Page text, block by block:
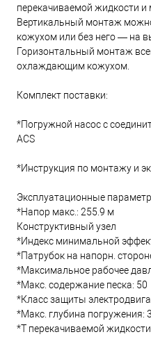
перекачиваемой жидкости
Вертикальный монтаж
кожухом или без него — на
Горизонтальный монтаж
охлаждающим кожухом.
Комплект поставки:
*Погружной насос с
ACS
*Инструкция по монтажу и
Эксплуатационные
*Напор макс.: 255.9 м
Конструктивный узел
*Индекс минимальной
*Патрубок на напорн.
*Максимальное рабочее
*Макс. содержание песка: 50
*Класс защиты
*Макс. глубина погружения:
*Т перекачиваемой